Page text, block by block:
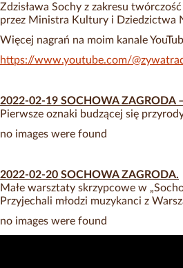
Zdzisława Sochy z zakresu
przez Ministra Kultury i Dziedzictwa
Więcej nagrań na moim kanale
https://www.youtube.com/
2022-02-19 SOCHOWA ZAGRODA
Pierwsze oznaki budzącej się
no images were found
2022-02-20 SOCHOWA ZAGRODA.
Małe warsztaty skrzypcowe w
Przyjechali młodzi muzykanci z
no images were found